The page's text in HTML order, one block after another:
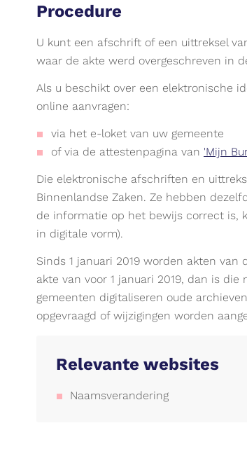
Procedure
U kunt een afschrift of een uittreksel
waar de akte werd overgeschreven in
Als u beschikt over een elektronische
online aanvragen:
via het e-loket van uw gemeente
of via de attestenpagina van 'Mijn
Die elektronische afschriften en
Binnenlandse Zaken. Ze hebben
de informatie op het bewijs correct is,
in digitale vorm).
Sinds 1 januari 2019 worden akten
akte van voor 1 januari 2019, dan is
gemeenten digitaliseren oude
opgevraagd of wijzigingen worden
Relevante websites
Naamsverandering